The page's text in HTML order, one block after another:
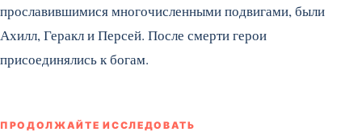
прославившимися многочисленными подвигами, были
Ахилл, Геракл и Персей. После смерти герои
присоединялись к богам.
ПРОДОЛЖАЙТЕ ИССЛЕДОВАТЬ